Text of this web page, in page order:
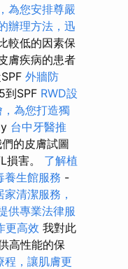
為您安排尊嚴
辦理方法，迅
較低的因素保
膚疾病的患者
外牆防
到SPF RWD設
為您打造獨
台中牙醫推
的皮膚試圖
損害。 了解植
養生館服務 -
家清潔服務，
供專業法律服
更高效 我對此
高性能的保
程，讓肌膚更